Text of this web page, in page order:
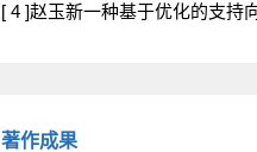
[ 4 ]赵玉新一种基于优化的支持
著作成果